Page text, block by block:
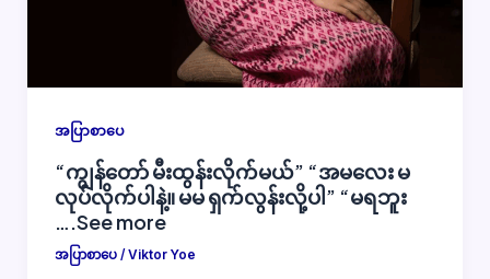
အပြာစာပေ
“ကျွန်တော် မီးထွန်းလိုက်မယ်” “အမလေး မ
လုပ်လိုက်ပါနဲ့။ မမ ရှက်လွန်းလို့ပါ” “မရဘူး
….See more
အပြာစာပေ/Viktor Yoe